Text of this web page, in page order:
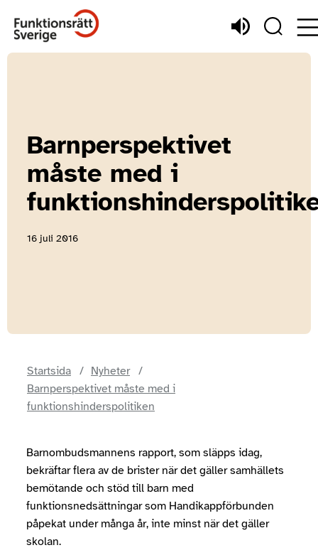
Barnperspektivet
måste med i
16 juli 2016
Startsida
Nyheter
Barnperspektivet måste med i
funktionshinderspolitiken
Barnombudsmannens rapport, som släpps idag,
bekräftar flera av de brister när det gäller samhällets
bemötande och stöd till barn med
funktionsnedsättningar som Handikappförbunden
påpekat under många år, inte minst när det gäller
skolan.